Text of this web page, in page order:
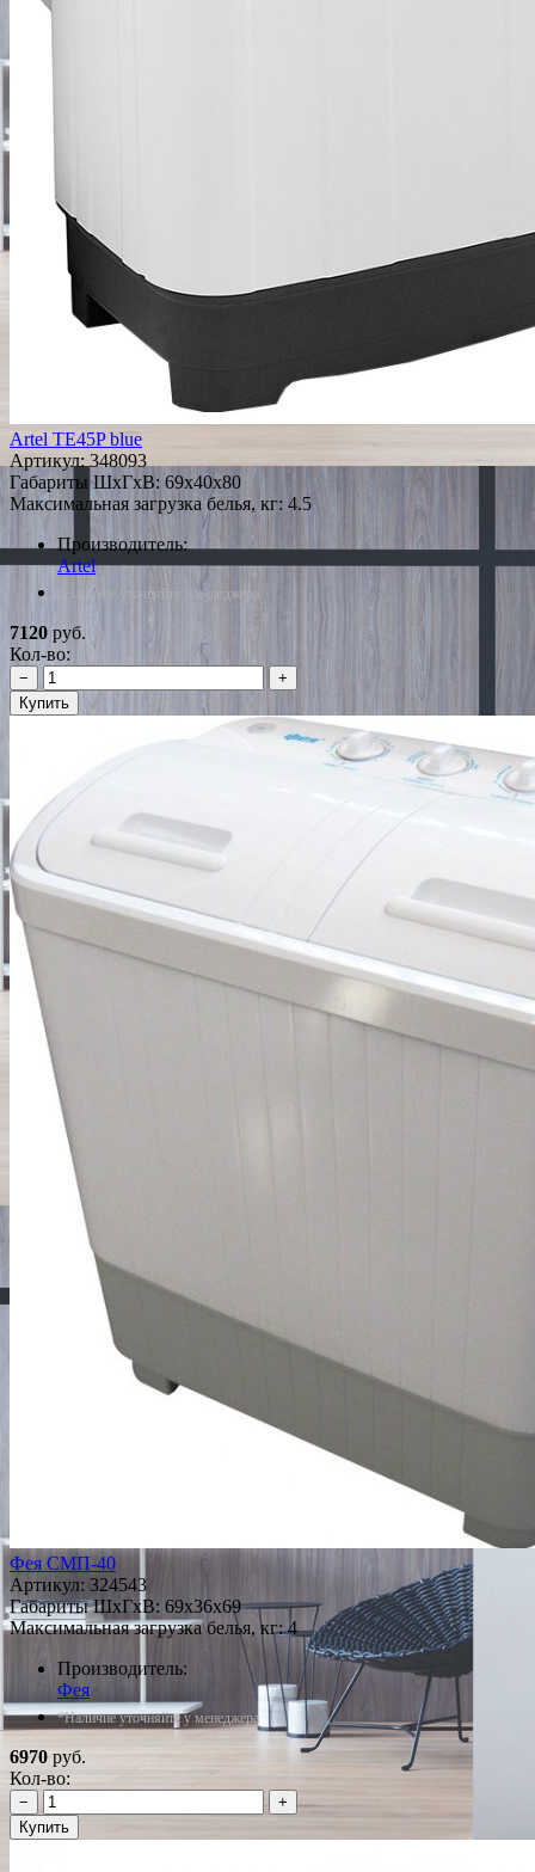
Artel TE45P blue
Артикул: 348093
Габариты ШxГxВ: 69x40x80
Максимальная загрузка белья, кг: 4.5
Производитель:
Artel
*Наличие уточняйте у менеджера
7120 руб.
Кол-во:
−
+
Купить
Фея СМП-40
Артикул: 324543
Габариты ШxГxВ: 69x36x69
Максимальная загрузка белья, кг: 4
Производитель:
Фея
*Наличие уточняйте у менеджера
6970 руб.
Кол-во:
−
+
Купить